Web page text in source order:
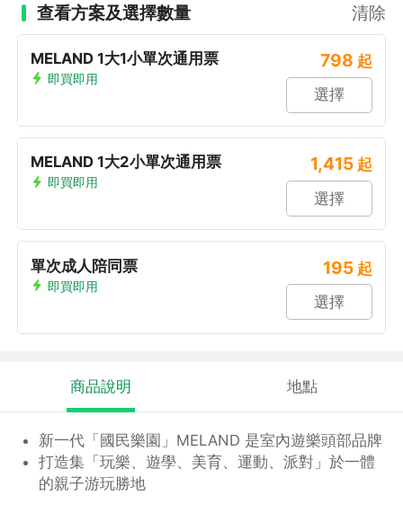
查看方案及選擇數量 清除
MELAND 1大1小單次通用票
即買即用
798 起
選擇
MELAND 1大2小單次通用票
即買即用
1,415 起
選擇
單次成人陪同票
即買即用
195 起
選擇
商品說明 地點
新一代「國民樂園」MELAND 是室內遊樂頭部品牌
打造集「玩樂、遊學、美育、運動、派對」於一體
的親子游玩勝地